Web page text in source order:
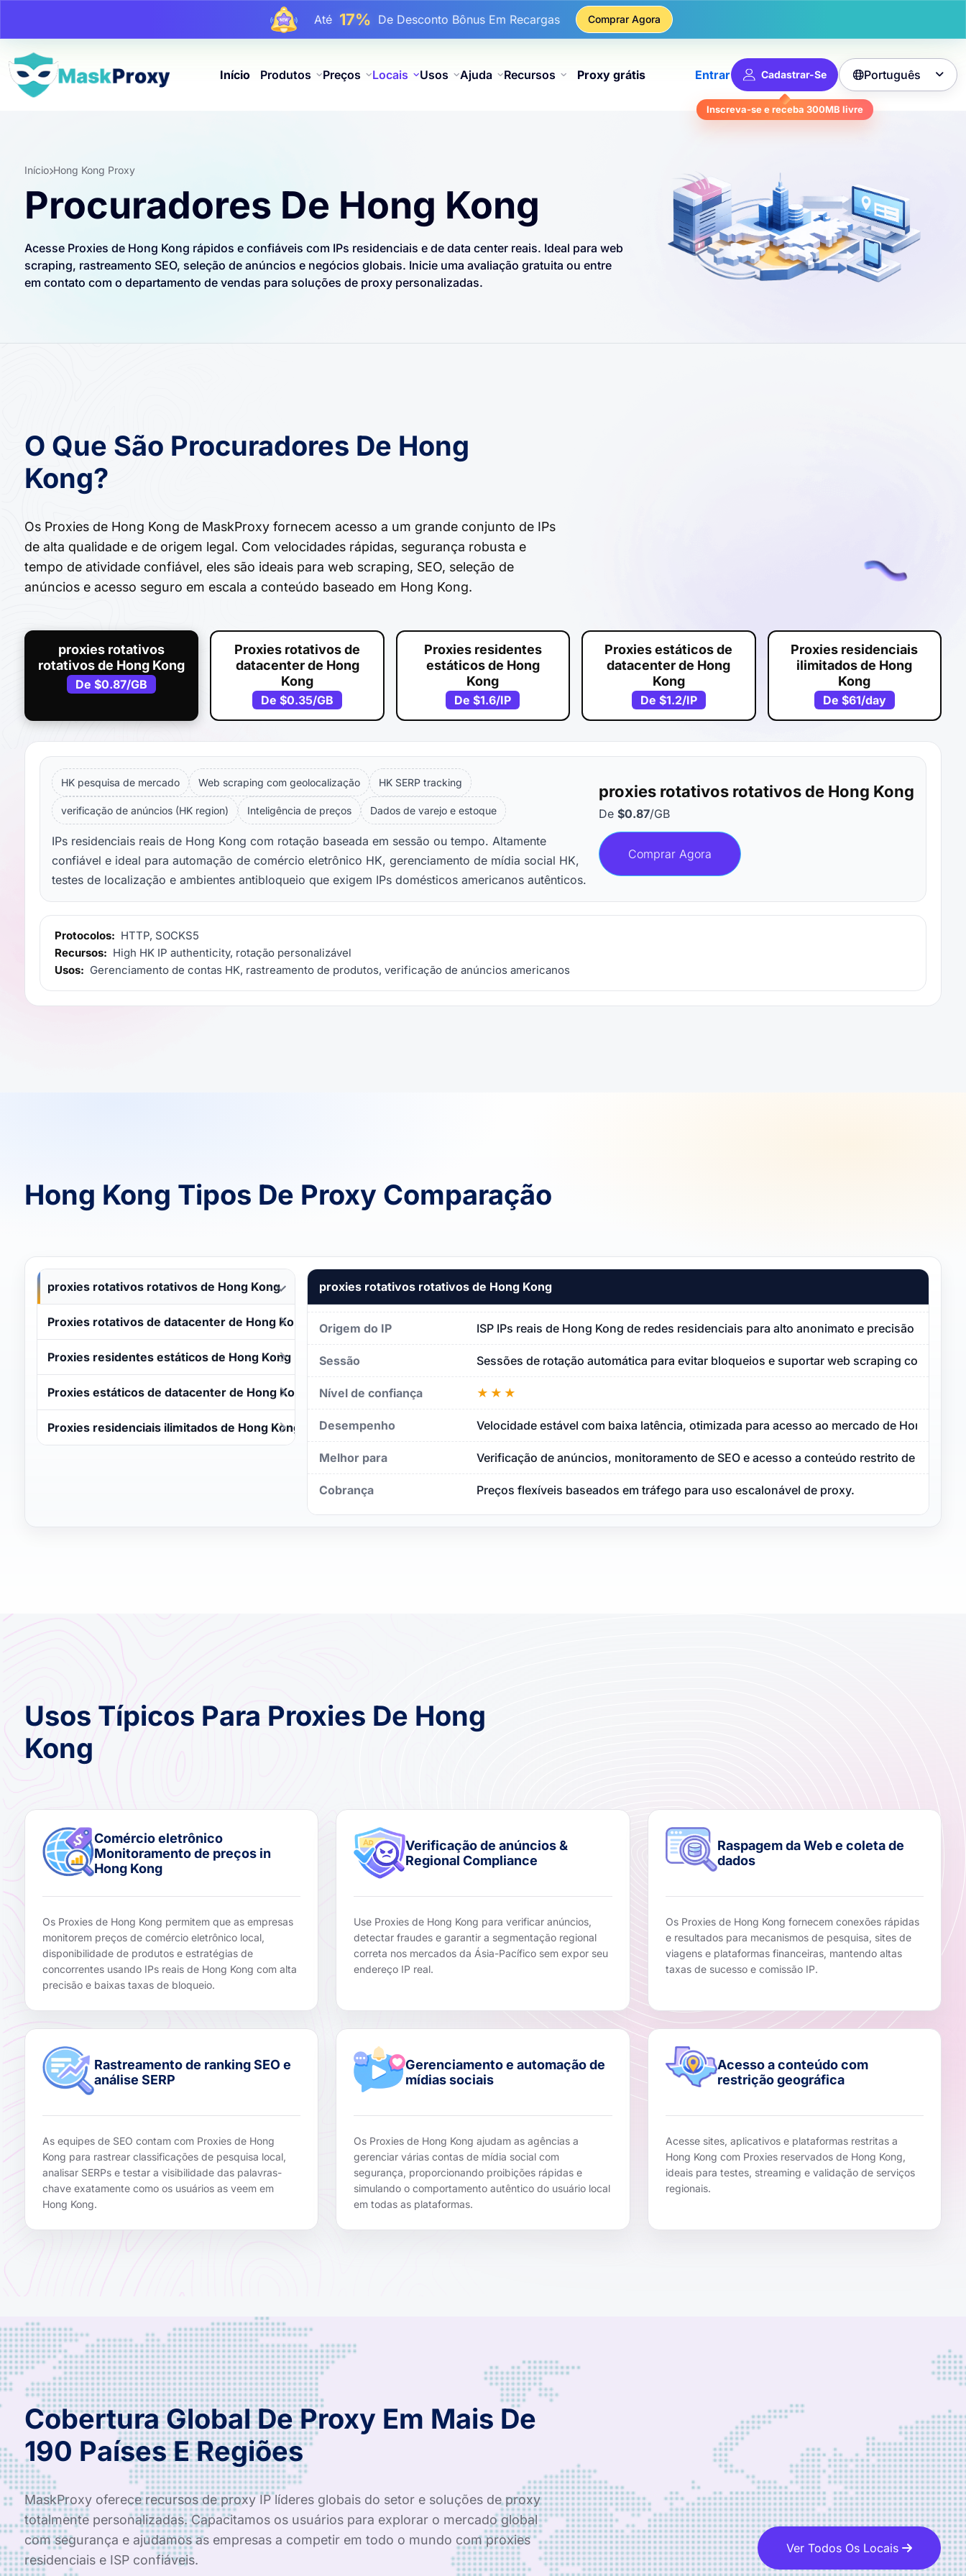
Até25%Desconto Em Compras Estáticas De IP
Até81%Desconto Em Compras Rotativas De IP
Comprar Agora
Início Produtos Preços Locais Usos Ajuda Recursos Proxy grátis Entrar Cadastrar-Se
Inscreva-se e receba 300MB livre
Português 
Início Hong Kong Proxy
Procuradores De Hong Kong
Acesse Proxies de Hong Kong rápidos e confiáveis ​​com IPs residenciais e de data center reais. Ideal para web
scraping, rastreamento SEO, seleção de anúncios e negócios globais. Inicie uma avaliação gratuita ou entre
em contato com o departamento de vendas para soluções de proxy personalizadas.
O Que São Procuradores De Hong
Kong?
Os Proxies de Hong Kong de MaskProxy fornecem acesso a um grande conjunto de IPs
de alta qualidade e de origem legal. Com velocidades rápidas, segurança robusta e
tempo de atividade confiável, eles são ideais para web scraping, SEO, seleção de
anúncios e acesso seguro em escala a conteúdo baseado em Hong Kong.
proxies rotativos
rotativos de Hong Kong
De$0.87/GB
Proxies rotativos de
datacenter de Hong
Kong
De$0.35/GB
Proxies residentes
estáticos de Hong
Kong
De$1.6/IP
Proxies estáticos de
datacenter de Hong
Kong
De $1.2/IP
Proxies residenciais
ilimitados de Hong
Kong
De $61/day
HK pesquisa de mercado Web scraping com geolocalização HK SERP tracking
verificação de anúncios (HK region) Inteligência de preços Dados de varejo e estoque
IPs residenciais reais de Hong Kong com rotação baseada em sessão ou tempo. Altamente
confiável e ideal para automação de comércio eletrônico HK, gerenciamento de mídia social HK,
testes de localização e ambientes antibloqueio que exigem IPs domésticos americanos autênticos.
proxies rotativos rotativos de Hong Kong
De $0.87/GB
Comprar Agora
Protocolos: HTTP, SOCKS5
Recursos: High HK IP authenticity, rotação personalizável
Usos: Gerenciamento de contas HK, rastreamento de produtos, verificação de anúncios americanos
Hong Kong Tipos De Proxy Comparação
proxies rotativos rotativos de Hong Kong
Proxies rotativos de datacenter de Hong Kong
Proxies residentes estáticos de Hong Kong
Proxies estáticos de datacenter de Hong Kong
Proxies residenciais ilimitados de Hong Kong
proxies rotativos rotativos de Hong Kong
Origem do IP ISP IPs reais de Hong Kong de redes residenciais para alto anonimato e precisão
Sessão Sessões de rotação automática para evitar bloqueios e suportar web scraping contínuo.
Nível de confiança ★★★
Desempenho Velocidade estável com baixa latência, otimizada para acesso ao mercado de Hong Kong.
Melhor para Verificação de anúncios, monitoramento de SEO e acesso a conteúdo restrito de Hong
Cobrança Preços flexíveis baseados em tráfego para uso escalonável de proxy.
Usos Típicos Para Proxies De Hong
Kong
Comércio eletrônico
Monitoramento de preços in
Hong Kong
Os Proxies de Hong Kong permitem que as empresas
monitorem preços de comércio eletrônico local,
disponibilidade de produtos e estratégias de
concorrentes usando IPs reais de Hong Kong com alta
precisão e baixas taxas de bloqueio.
Verificação de anúncios &
Regional Compliance
Use Proxies de Hong Kong para verificar anúncios,
detectar fraudes e garantir a segmentação regional
correta nos mercados da Ásia-Pacífico sem expor seu
endereço IP real.
Raspagem da Web e coleta de
dados
Os Proxies de Hong Kong fornecem conexões rápidas
e resultados para mecanismos de pesquisa, sites de
viagens e plataformas financeiras, mantendo altas
taxas de sucesso e comissão IP.
Rastreamento de ranking SEO e
análise SERP
As equipes de SEO contam com Proxies de Hong
Kong para rastrear classificações de pesquisa local,
analisar SERPs e testar a visibilidade das palavras-
chave exatamente como os usuários as veem em
Hong Kong.
Gerenciamento e automação de
mídias sociais
Os Proxies de Hong Kong ajudam as agências a
gerenciar várias contas de mídia social com
segurança, proporcionando proibições rápidas e
simulando o comportamento autêntico do usuário local
em todas as plataformas.
Acesso a conteúdo com
restrição geográfica
Acesse sites, aplicativos e plataformas restritas a
Hong Kong com Proxies reservados de Hong Kong,
ideais para testes, streaming e validação de serviços
regionais.
Cobertura Global De Proxy Em Mais De
190 Países E Regiões
MaskProxy oferece recursos de proxy IP líderes globais do setor e soluções de proxy
totalmente personalizadas. Capacitamos os usuários para explorar o mercado global
com segurança e ajudamos as empresas a competir em todo o mundo com proxies
residenciais e ISP confiáveis.
Ver Todos Os Locais